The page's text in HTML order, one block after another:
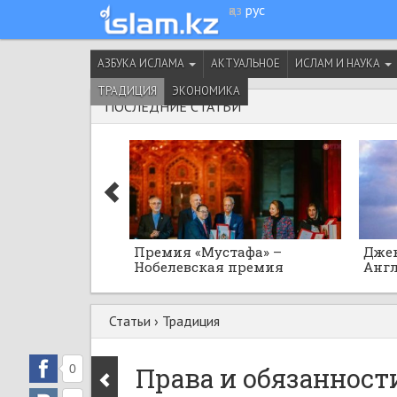
қаз рус
АЗБУКА ИСЛАМА АКТУАЛЬНОЕ
ИСЛАМ И НАУКА
ТРАДИЦИЯ
ЭКОНОМИКА
ПОСЛЕДНИЕ СТАТЬИ
Премия «Мустафа» –
Нобелевская премия
Статьи › Традиция
Права и
0